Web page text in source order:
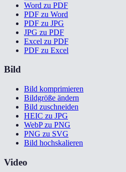
Word zu PDF
PDF zu Word
PDF zu JPG
JPG zu PDF
Excel zu PDF
PDF zu Excel
Bild
Bild komprimieren
Bildgröße ändern
Bild zuschneiden
HEIC zu JPG
WebP zu PNG
PNG zu SVG
Bild hochskalieren
Video